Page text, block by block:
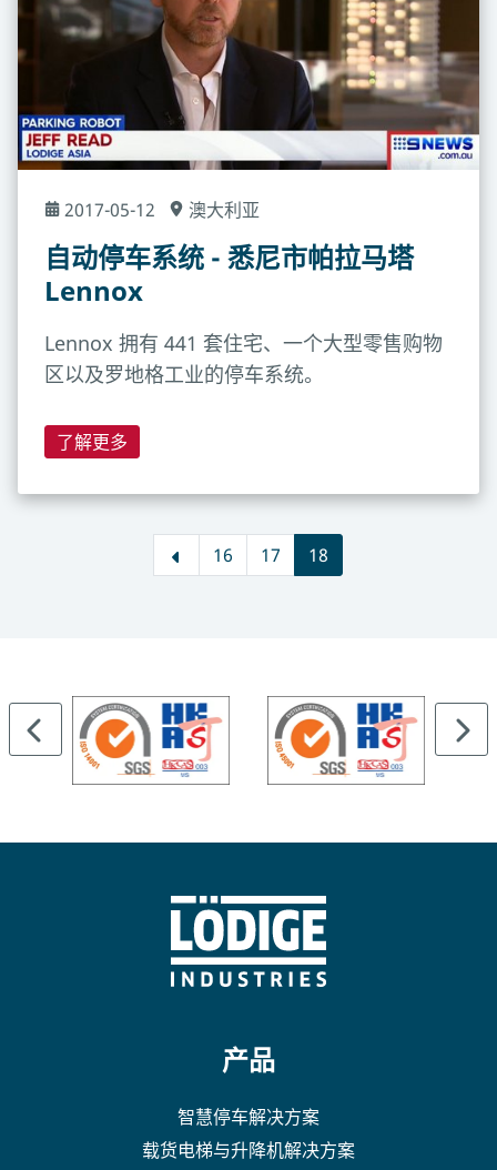
2017-05-12 澳大利亚
自动停车系统 - 悉尼市帕拉马塔
Lennox
Lennox 拥有 441 套住宅、一个大型零售购物
区以及罗地格工业的停车系统。
了解更多
16 17 18
产品
智慧停车解决方案
载货电梯与升降机解决方案